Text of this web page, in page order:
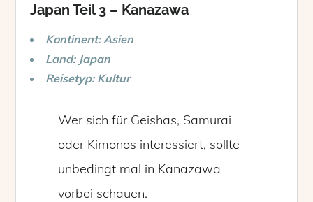
Japan Teil 3 – Kanazawa
Kontinent: Asien
Land: Japan
Reisetyp: Kultur
Wer sich für Geishas, Samurai
oder Kimonos interessiert, sollte
unbedingt mal in Kanazawa
vorbei schauen.